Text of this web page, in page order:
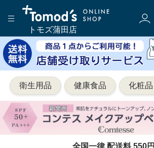
トモズ蒲田店
衛生用品 健康食品 化粧品
全国一律 配送料 550円